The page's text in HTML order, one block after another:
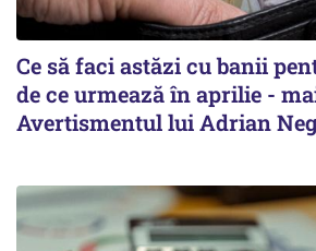
Ce să faci astăzi cu banii
de ce urmează în aprilie -
Avertismentul lui Adrian